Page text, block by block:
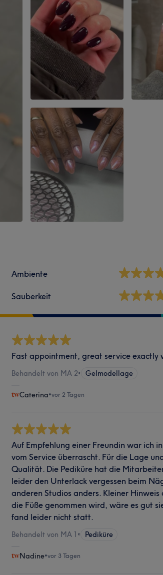
Ambiente
Sauberkeit
Fast appointment, great service exactly
Behandelt von MA 2• Gelmodellage
Caterina•vor 2 Tagen
Auf Empfehlung einer Freundin war ich
vom Service überrascht. Für die Lage
Qualität. Die Pediküre hat die
leider den Unterlack vergessen beim
anderen Studios anders. Kleiner
die Füße genommen wird, wäre es gut
fand leider nicht statt.
Behandelt von MA 1 • Pediküre
Nadine•vor 3 Tagen